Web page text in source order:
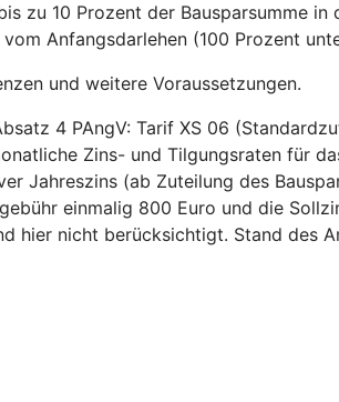
zu 10 Prozent der Bausparsumme
Anfangsdarlehen (100 Prozent
und weitere Voraussetzungen.
4 PAngV: Tarif XS 06
Zins- und Tilgungsraten für
Jahreszins (ab Zuteilung des
einmalig 800 Euro und die
hier nicht berücksichtigt. Stand des